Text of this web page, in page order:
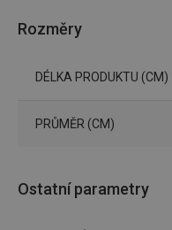
Rozměry
DÉLKA PRODUKTU (CM)
PRŮMĚR (CM)
Ostatní parametry